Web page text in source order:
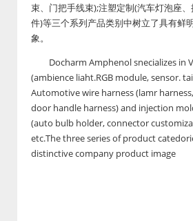
束、门把手线束);注塑定制(汽车灯泡座
件)等三个系列产品类别中树立了具有鲜
象。
Docharm Amphenol snecializes in
(ambience liaht.RGB module, sensor.
Automotive wire harness (lamr
door handle harness) and injection
(auto bulb holder, connector
etc.The three series of product
distinctive company product image